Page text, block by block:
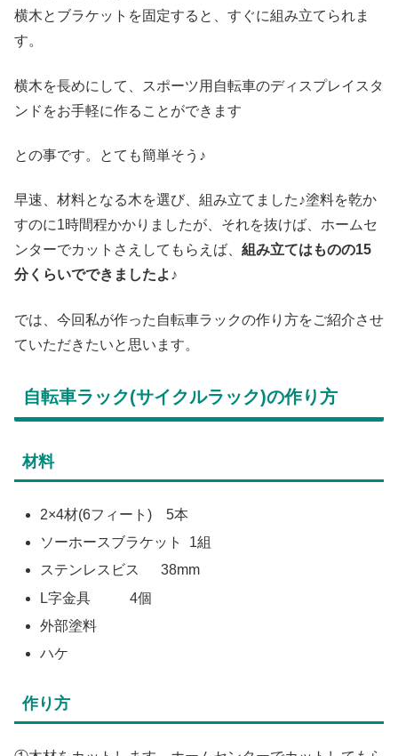
横木とブラケットを固定すると、すぐに組み立てられま
す。
横木を長めにして、スポーツ用自転車のディスプレイスタ
ンドをお手軽に作ることができます
との事です。とても簡単そう♪
早速、材料となる木を選び、組み立てました♪塗料を乾か
すのに1時間程かかりましたが、それを抜けば、ホームセ
ンターでカットさえしてもらえば、 組み立てはものの15
分くらいでできましたよ ♪
では、今回私が作った自転車ラックの作り方をご紹介させ
ていただきたいと思います。
自転車ラック(サイクルラック)の作り方
材料
2×4材(6フィート) 5本
ソーホースブラケット 1組
ステンレスビス 38mm
L字金具 4個
外部塗料
ハケ
作り方